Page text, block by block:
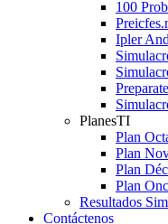
100
Ipler
PlanesTI
Plan
Plan
Plan
Plan
Resultados
Contáctenos